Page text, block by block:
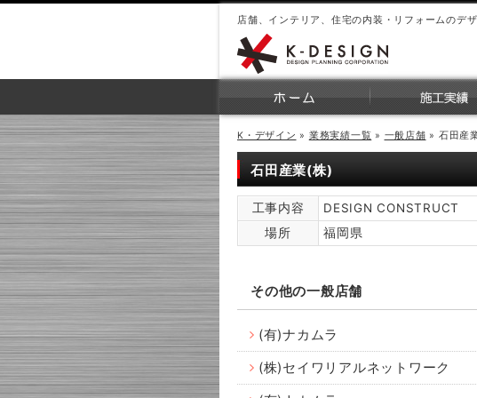
店舗、インテリア、住宅の内装・リフォームのデ
K・デザイン » 業務実績一覧 » 一般店舗 » 石田産
石田産業(株)
工事内容 DESIGN CONSTRUCT
場所
福岡県
その他の一般店舗
(有)ナカムラ
(株)セイワリアルネットワーク